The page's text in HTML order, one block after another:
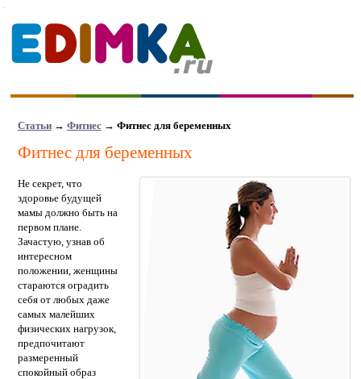
Статьи→ Фитнес→ Фитнес для беременных
Фитнес для беременных
Не секрет, что
здоровье будущей
мамы должно быть на
первом плане.
Зачастую, узнав об
интересном
положении, женщины
стараются оградить
себя от любых даже
самых малейших
физических нагрузок,
предпочитают
размеренный
спокойный образ